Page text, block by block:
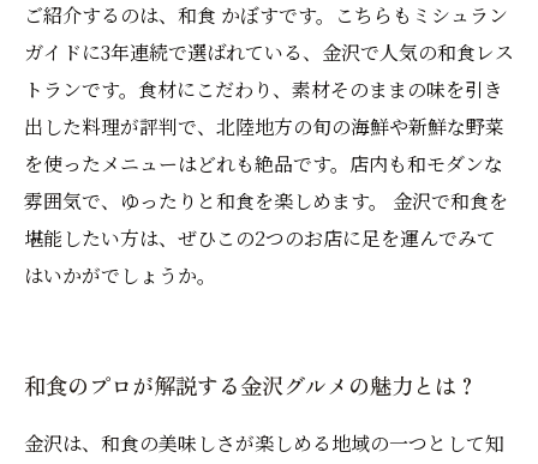
ご紹介するのは、和食 かぼすです。こちらもミシュラン
ガイドに3年連続で選ばれている、金沢で人気の和食レス
トランです。食材にこだわり、素材そのままの味を引き
出した料理が評判で、北陸地方の旬の海鮮や新鮮な野菜
を使ったメニューはどれも絶品です。店内も和モダンな
雰囲気で、ゆったりと和食を楽しめます。 金沢で和食を
堪能したい方は、ぜひこの2つのお店に足を運んでみて
はいかがでしょうか。
和食のプロが解説する金沢グルメの魅力とは？
金沢は、和食の美味しさが楽しめる地域の一つとして知